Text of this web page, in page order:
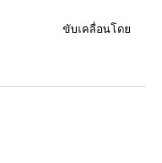
ขับเคลื่อนโดย